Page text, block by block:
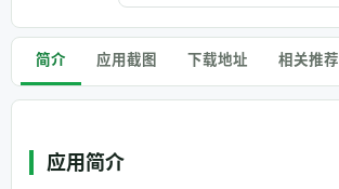
简介 应用截图 下载地址 相关推荐
应用简介